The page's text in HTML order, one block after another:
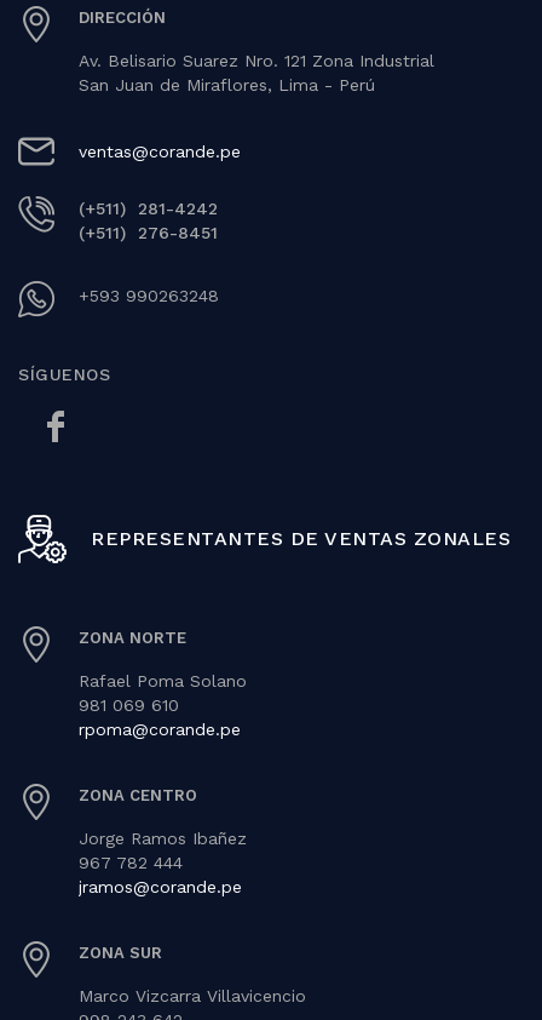
DIRECCIÓN
Av. Belisario Suarez Nro. 121 Zona Industrial
San Juan de Miraflores, Lima - Perú
ventas@corande.pe
(+511) 281-4242
(+511) 276-8451
+593 990263248
SÍGUENOS
REPRESENTANTES DE VENTAS ZONALES
ZONA NORTE
Rafael Poma Solano
981 069 610
rpoma@corande.pe
ZONA CENTRO
Jorge Ramos Ibañez
967 782 444
jramos@corande.pe
ZONA SUR
Marco Vizcarra Villavicencio